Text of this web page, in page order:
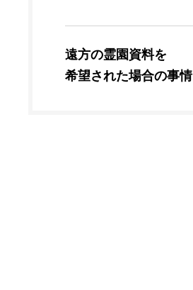
遠方の霊園資料を
希望された場合の事情